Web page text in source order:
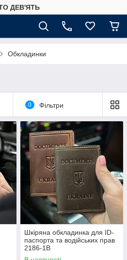
ДЕВ'ЯТЬ
Обкладинки
0 Фільтри
Шкіряна обкладинка для ID-
паспорта та водійських прав
2186-1B